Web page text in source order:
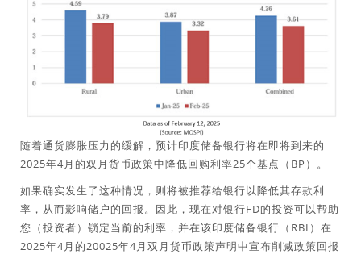
随着通货膨胀压力的缓解，预计印度储备银行将在即将到来的
2025年4月的双月货币政策中降低回购利率25个基点（BP）。
如果确实发生了这种情况，则将被推荐给银行以降低其存款利
率，从而影响储户的回报。因此，现在对银行FD的投资可以帮助
您（投资者）锁定当前的利率，并在该印度储备银行（RBI）在
2025年4月的20025年4月双月货币政策声明中宣布削减政策回报